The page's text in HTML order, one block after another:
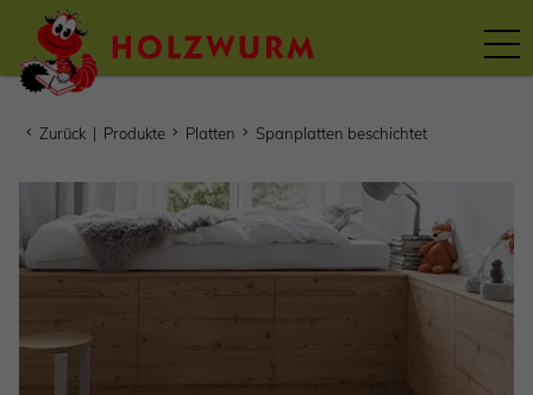
Zurück | Produkte Platten Spanplatten beschichtet